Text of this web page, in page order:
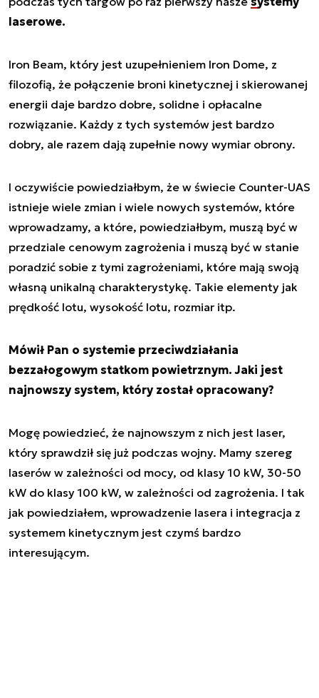
laserowe.
Iron Beam, który jest uzupełnieniem Iron Dome, z
filozofią, że połączenie broni kinetycznej i skierowanej
energii daje bardzo dobre, solidne i opłacalne
rozwiązanie. Każdy z tych systemów jest bardzo
dobry, ale razem dają zupełnie nowy wymiar obrony.
I oczywiście powiedziałbym, że w świecie Counter-UAS
istnieje wiele zmian i wiele nowych systemów, które
wprowadzamy, a które, powiedziałbym, muszą być w
przedziale cenowym zagrożenia i muszą być w stanie
poradzić sobie z tymi zagrożeniami, które mają swoją
własną unikalną charakterystykę. Takie elementy jak
prędkość lotu, wysokość lotu, rozmiar itp.
Mówił Pan o systemie przeciwdziałania
bezzałogowym statkom powietrznym. Jaki jest
najnowszy system, który został opracowany?
Mogę powiedzieć, że najnowszym z nich jest laser,
który sprawdził się już podczas wojny. Mamy szereg
laserów w zależności od mocy, od klasy 10 kW, 30-50
kW do klasy 100 kW, w zależności od zagrożenia. I tak
jak powiedziałem, wprowadzenie lasera i integracja z
systemem kinetycznym jest czymś bardzo
interesującym.